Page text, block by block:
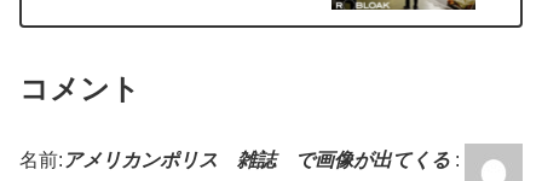
コメント
名前: アメリカンポリス 雑誌 で画像が出てくる :